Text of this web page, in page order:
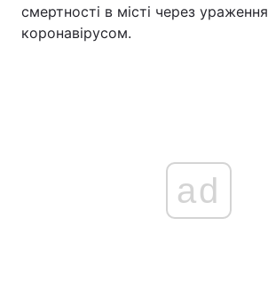
смертності в місті через ураження
коронавірусом.
ad